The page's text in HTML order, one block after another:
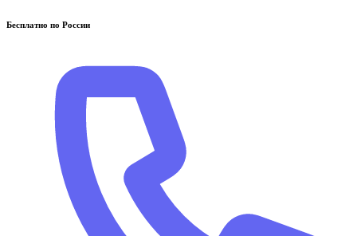
Бесплатно по России